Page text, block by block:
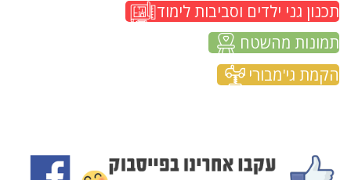
תכנון גני ילדים וסביבות לימוד
תמונות מהשטח
הקמת גי'מבורי